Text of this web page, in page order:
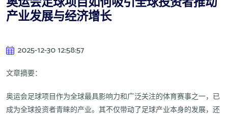
产业发展与经济增长
2025-12-30 12:58:57
文章摘要：
奥运会足球项目作为全球最具影响力和广泛关注的体育赛事之一，已
成为全球投资者青睐的产业。其不仅带动了足球产业本身的发展，还